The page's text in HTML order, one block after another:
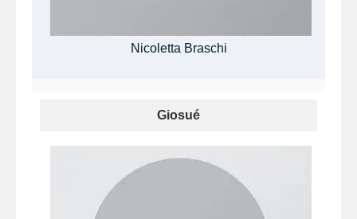
Nicoletta Braschi
Giosué